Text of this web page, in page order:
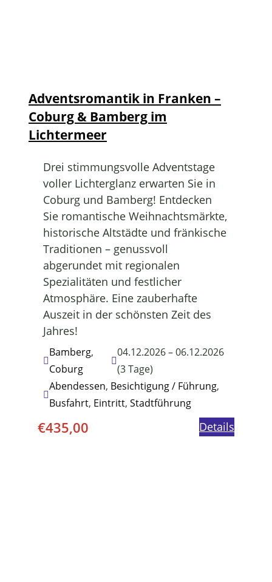
Adventsromantik in Franken –
Coburg & Bamberg im
Lichtermeer
Drei stimmungsvolle Adventstage
voller Lichterglanz erwarten Sie in
Coburg und Bamberg! Entdecken
Sie romantische Weihnachtsmärkte,
historische Altstädte und fränkische
Traditionen – genussvoll
abgerundet mit regionalen
Spezialitäten und festlicher
Atmosphäre. Eine zauberhafte
Auszeit in der schönsten Zeit des
Jahres!
Bamberg,
Coburg
04.12.2026 – 06.12.2026
(3 Tage)
Abendessen, Besichtigung / Führung,
Busfahrt, Eintritt, Stadtführung
€435,00 Details